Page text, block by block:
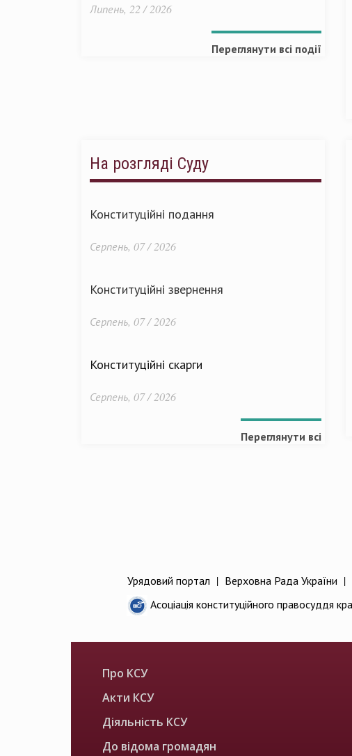
Липень, 22 / 2026
Переглянути всі події
На розгляді Суду
Конституційні подання
Серпень, 07 / 2026
Конституційні звернення
Серпень, 07 / 2026
Конституційні скарги
Серпень, 07 / 2026
Переглянути всі
Урядовий портал | Верховна Рада України |
Асоціація конституційного правосуддя
Про КСУ
Акти КСУ
Діяльність КСУ
До відома громадян